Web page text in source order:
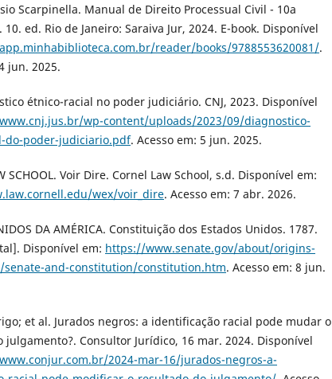
Scarpinella. Manual de Direito Processual Civil - 10a
10. ed. Rio de Janeiro: Saraiva Jur, 2024. E-book. Disponível
reader/books/9788553620081/.
jun. 2025.
étnico-racial no poder judiciário. CNJ, 2023. Disponível
wp-content/uploads/2023/09/diagnostico-
do-poder-judiciario.pdf. Acesso em: 5 jun. 2025.
SCHOOL. Voir Dire. Cornel Law School, s.d. Disponível em:
wex/voir_dire. Acesso em: 7 abr. 2026.
DA AMÉRICA. Constituição dos Estados Unidos. 1787.
Disponível em: https://www.senate.gov/about/origins-
and-constitution/constitution.htm. Acesso em: 8 jun.
et al. Jurados negros: a identificação racial pode mudar o
julgamento?. Consultor Jurídico, 16 mar. 2024. Disponível
2024-mar-16/jurados-negros-a-